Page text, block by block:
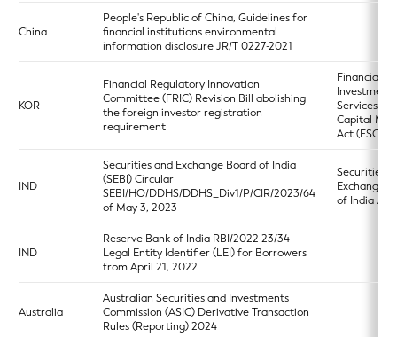
China
People's Republic of China, Guidelines for
financial institutions environmental
information disclosure JR/T 0227-2021
KOR
Financial Regulatory Innovation
Committee (FRIC) Revision Bill abolishing
the foreign investor registration
requirement
Financial
Investment
Services
Capital
Act
IND
Securities and Exchange Board of India
(SEBI) Circular
SEBI/HO/DDHS/DDHS_Div1/P/CIR/2023/64
of May 3, 2023
Securities
Exchange
of India
IND
Reserve Bank of India RBI/2022-23/34
Legal Entity Identifier (LEI) for Borrowers
from April 21, 2022
Australia
Australian Securities and Investments
Commission (ASIC) Derivative Transaction
Rules (Reporting) 2024